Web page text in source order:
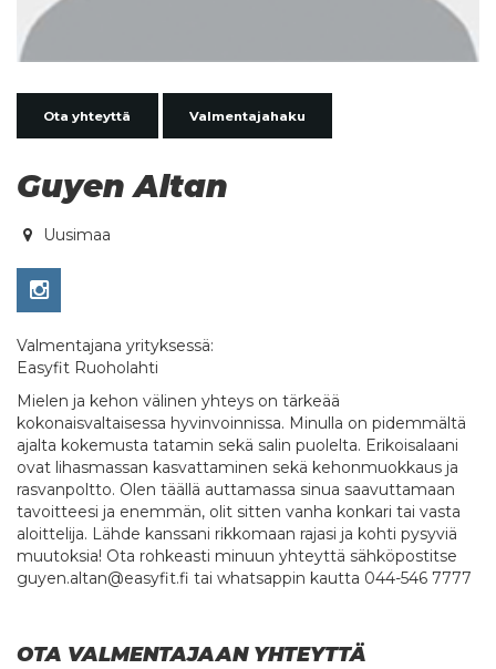
Ota yhteyttä Valmentajahaku
Guyen Altan
Uusimaa
Valmentajana yrityksessä:
Easyfit Ruoholahti
Mielen ja kehon välinen yhteys on tärkeää
kokonaisvaltaisessa hyvinvoinnissa. Minulla on pidemmältä
ajalta kokemusta tatamin sekä salin puolelta. Erikoisalaani
ovat lihasmassan kasvattaminen sekä kehonmuokkaus ja
rasvanpoltto. Olen täällä auttamassa sinua saavuttamaan
tavoitteesi ja enemmän, olit sitten vanha konkari tai vasta
aloittelija. Lähde kanssani rikkomaan rajasi ja kohti pysyviä
muutoksia! Ota rohkeasti minuun yhteyttä sähköpostitse
guyen.altan@easyfit.fi tai whatsappin kautta 044-546 7777
OTA VALMENTAJAAN YHTEYTTÄ